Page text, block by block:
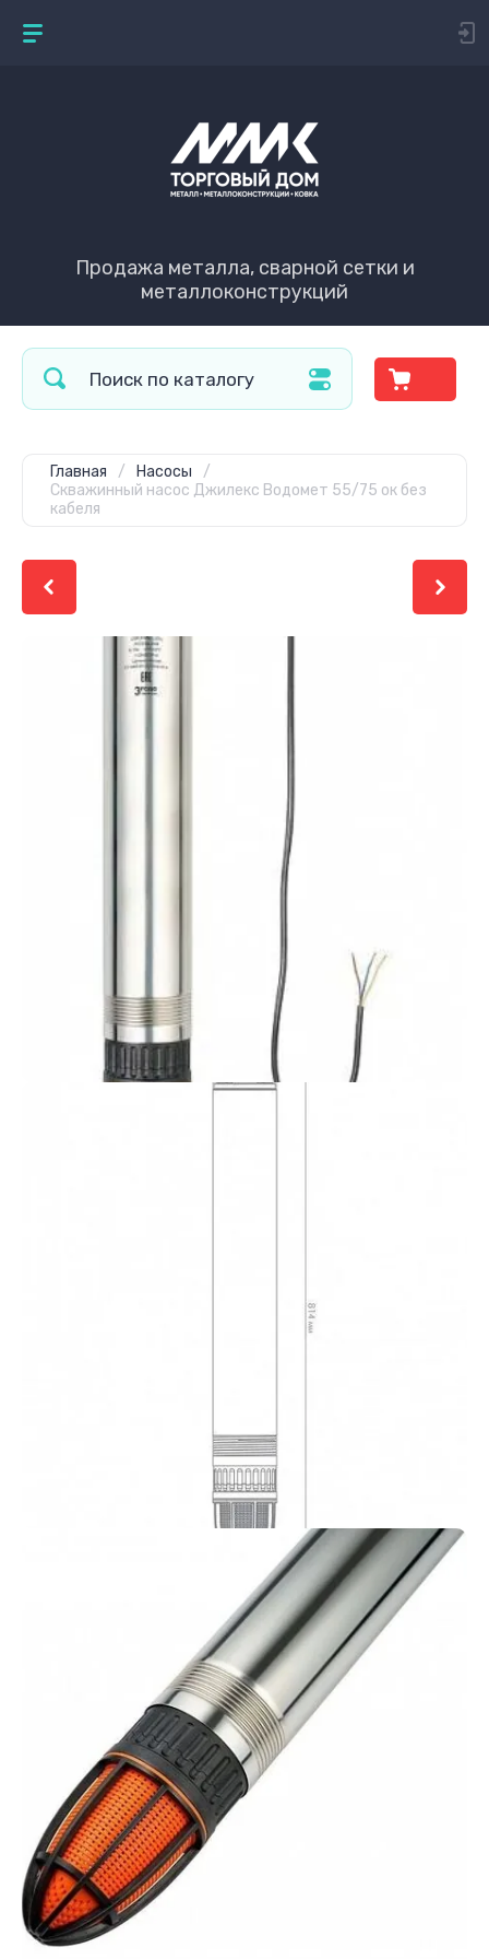
Продажа металла, сварной сетки и
металлоконструкций
Главная / Насосы
/
Скважинный насос Джилекс Водомет 55/75 ок без
кабеля